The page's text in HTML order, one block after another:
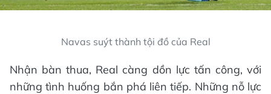
Navas suýt thành tội đồ của Real
Nhận bàn thua, Real càng dồn lực tấn công, với
những tình huống bắn phá liên tiếp. Những nỗ lực